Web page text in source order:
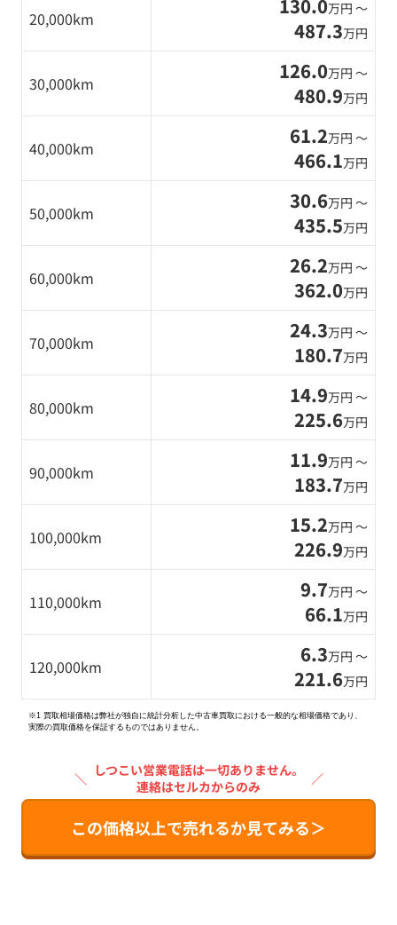
20,000km 130.0万円 〜
487.3万円
30,000km 126.0万円 〜
480.9万円
40,000km 61.2万円 〜
466.1万円
50,000km 30.6万円 〜
435.5万円
60,000km 26.2万円 〜
362.0万円
70,000km 24.3万円 〜
180.7万円
80,000km 14.9万円 〜
225.6万円
90,000km 11.9万円 〜
183.7万円
100,000km 15.2万円 〜
226.9万円
110,000km 9.7万円 〜
66.1万円
120,000km 6.3万円 〜
221.6万円
※1 買取相場価格は弊社が独自に統計分析した中古車買取における一般的な相場価格であり、
実際の買取価格を保証するものではありません。
＼ しつこい営業電話は一切ありません。
連絡はセルカからのみ
／
この価格以上で売れるか見てみる＞